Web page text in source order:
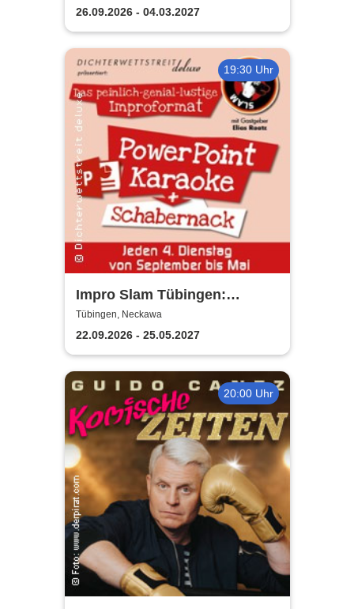
ermittelt
26.09.2026 - 04.03.2027
19:30 Uhr
Impro Slam Tübingen:
PowerPoint-Karaoke
Tübingen, Neckawa
22.09.2026 - 25.05.2027
20:00 Uhr